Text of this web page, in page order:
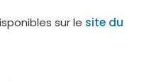
sur le site du